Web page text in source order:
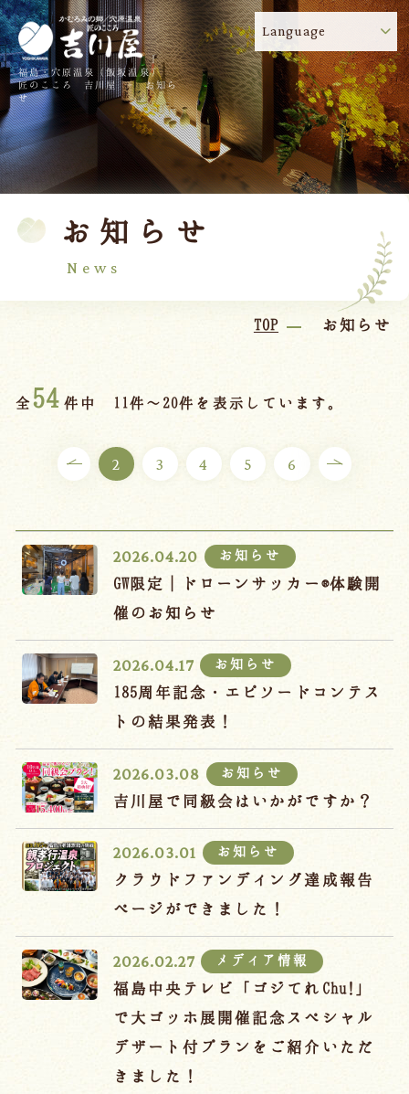
福島・穴原温泉（飯坂温泉）
匠のこころ 吉川屋 - お知ら
せ
Language
お知らせ
News
TOP お知らせ
全54 件中 11件～20件を表示しています。
2 3 4 5 6
2026.04.20 お知らせ
GW限定｜ドローンサッカー®体験開
催のお知らせ
2026.04.17 お知らせ
185周年記念・エピソードコンテス
トの結果発表！
2026.03.08 お知らせ
吉川屋で同級会はいかがですか？
2026.03.01 お知らせ
クラウドファンディング達成報告
ページができました！
2026.02.27 メディア情報
福島中央テレビ「ゴジてれChu!」
で大ゴッホ展開催記念スペシャル
デザート付プランをご紹介いただ
きました！
! 吉川屋のコロナウイルス感染症対策について
TOP 吉川屋について
温泉 客室
料理
館内
ご宿泊プラン
お部屋からプランを選ぶ
空室カレンダーから選ぶ
会議・団体 吉川屋で過ごす特別な日
お知らせ よくあるご質問
お問い合わせ
予約確認・変更・キャンセル
キャンセルポリシー
宿泊約款
オンラインショップ
吉川屋×温泉むすめ
Follow us
024-542-2226